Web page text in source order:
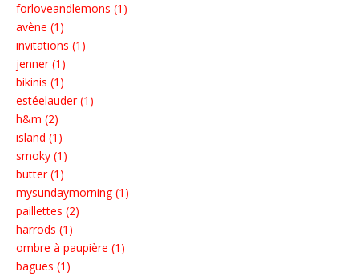
forloveandlemons (1)
avène (1)
invitations (1)
jenner (1)
bikinis (1)
estéelauder (1)
h&m (2)
island (1)
smoky (1)
butter (1)
mysundaymorning (1)
paillettes (2)
harrods (1)
ombre à paupière (1)
bagues (1)